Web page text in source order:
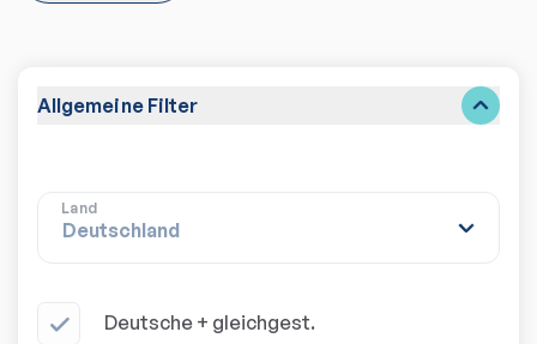
Allgemeine Filter
Land
Deutsche + gleichgest.